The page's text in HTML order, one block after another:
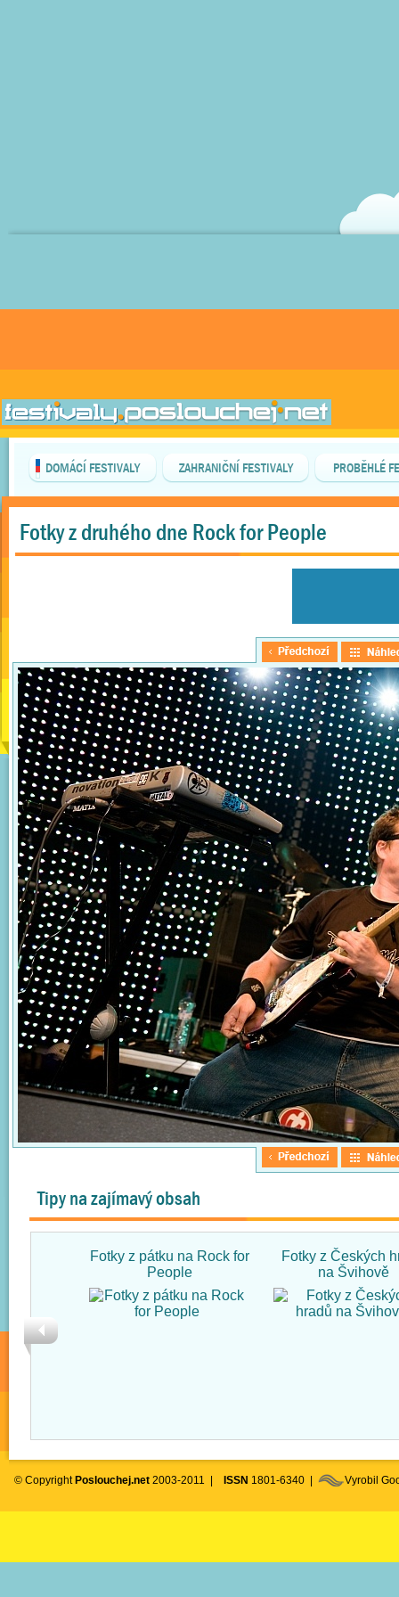
DOMÁCÍ FESTIVALY ZAHRANIČNÍ FESTIVALY PROBĚHLÉ
Fotky z druhého dne Rock for People
Tipy na zajímavý obsah
Fotky z pátku na Rock for
People
Fotky z Českých
na Švihově
© Copyright Poslouchej.net 2003-2011 | ISSN 1801-6340 | Vyrobil